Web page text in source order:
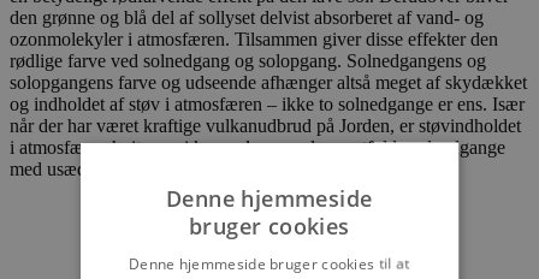
den grønne og blå del af sollyset delvist absorberet af vand- og
ozonmolekyler i atmosfæren. Tilsammen giver disse effekter den
rødlige farve ved solnedgang og solopgang. Solnedgangens og
solopgangens farve og udseende afhænger altså meget af skydækket
og indholdet af støv i atmosfæren – ikke to solnedgange er ens. Især
når der har været kraftige vulkanudbrud på Jorden, er støvindholdet
i atmosfæren højt, og vi kan opleve nogle pragtfulde solnedgange
med usædvanlige farver – også på Blokhus Strand.
Denne hjemmeside
bruger cookies
Denne hjemmeside bruger cookies til at